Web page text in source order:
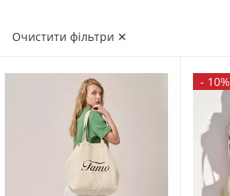
Очистити фільтри ✕
- 10%